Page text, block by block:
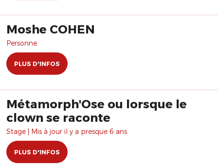
Moshe COHEN
Personne
PLUS D'INFOS
Métamorph'Ose ou lorsque le
clown se raconte
Stage | Mis à jour il y a presque 6 ans.
PLUS D'INFOS